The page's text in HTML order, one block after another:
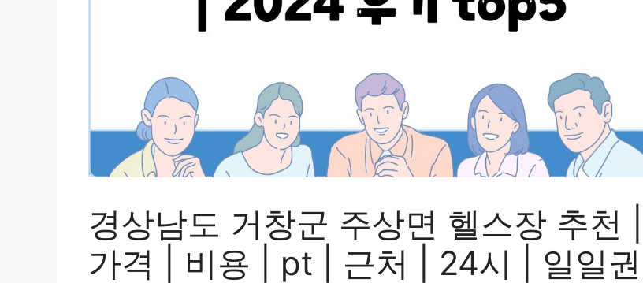
경상남도 거창군 주상면 헬스장 추천 |
가격 | 비용 | pt | 근처 | 24시 | 일일권 |